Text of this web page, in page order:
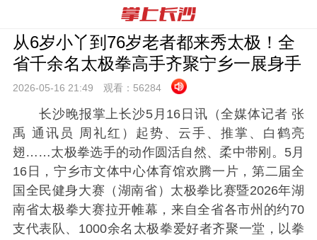
从6岁小丫到76岁老者都来秀太极！全
省千余名太极拳高手齐聚宁乡一展身手
2026-05-16 21:49 观看： 56284
长沙晚报掌上长沙5月16日讯（全媒体记者 张
禹 通讯员 周礼红）起势、云手、推掌、白鹤亮
翅……太极拳选手的动作圆活自然、柔中带刚。5月
16日，宁乡市文体中心体育馆欢腾一片，第二届全
国全民健身大赛（湖南省）太极拳比赛暨2026年湖
南省太极拳大赛拉开帷幕，来自全省各市州的约70
支代表队、1000余名太极拳爱好者齐聚一堂，以拳